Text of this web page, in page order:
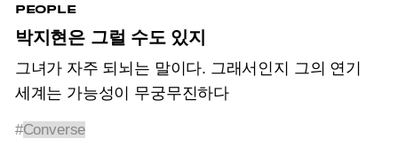
PEOPLE
박지현은 그럴 수도 있지
그녀가 자주 되뇌는 말이다. 그래서인지 그의 연기
세계는 가능성이 무궁무진하다
#Converse